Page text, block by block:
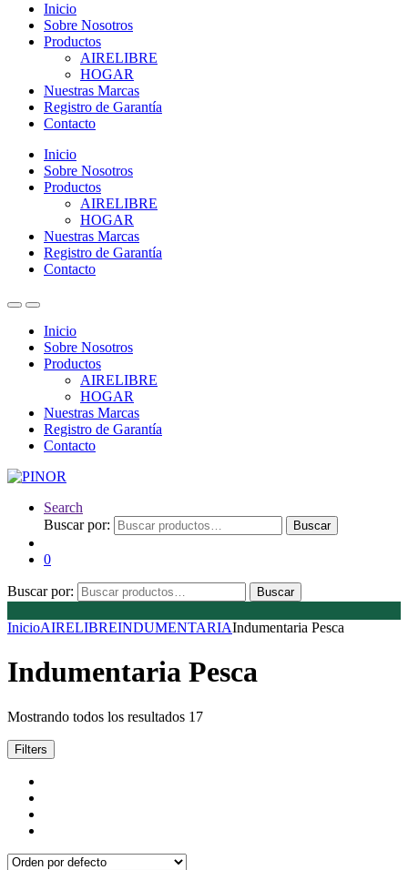
Inicio
Sobre Nosotros
Productos
AIRELIBRE
HOGAR
Nuestras Marcas
Registro de Garantía
Contacto
Inicio
Sobre Nosotros
Productos
AIRELIBRE
HOGAR
Nuestras Marcas
Registro de Garantía
Contacto
Inicio
Sobre Nosotros
Productos
AIRELIBRE
HOGAR
Nuestras Marcas
Registro de Garantía
Contacto
Search
Buscar por:
Buscar
0
Buscar por: Buscar
InicioAIRELIBREINDUMENTARIAIndumentaria Pesca
Indumentaria Pesca
Mostrando todos los resultados 17
Filters